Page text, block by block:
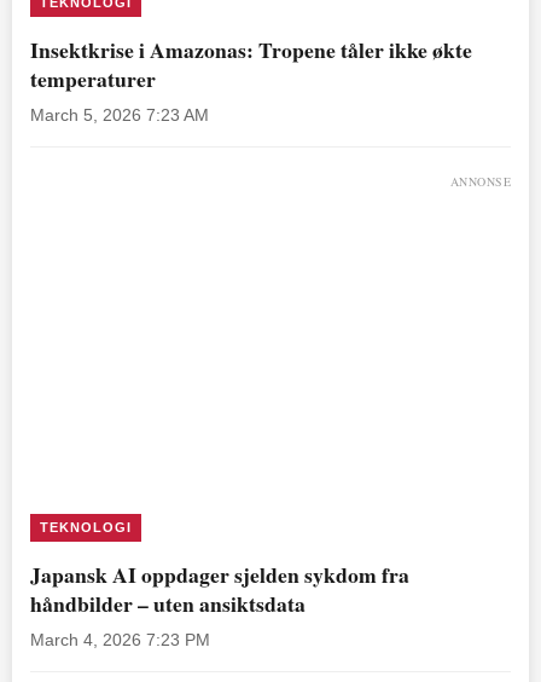
Insektkrise i Amazonas: Tropene tåler ikke økte
temperaturer
March 5, 2026 7:23 AM
ANNONSE
TEKNOLOGI
Japansk AI oppdager sjelden sykdom fra
håndbilder – uten ansiktsdata
March 4, 2026 7:23 PM